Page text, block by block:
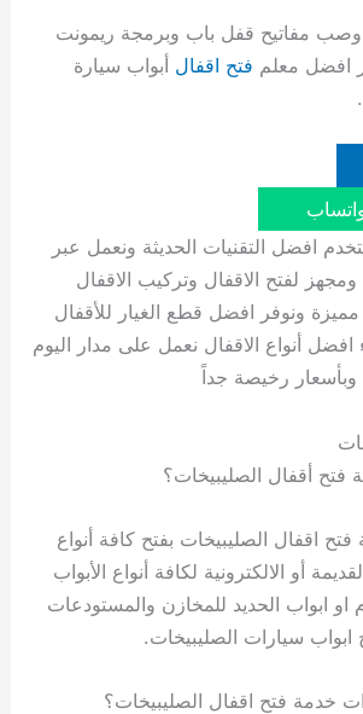
مفاتيح قفل باب وبرمجة ريمونت
افضل معلم فتح اقفال أبواب سيارة
افضل التقنيات الحديثة ونعمل عبر
لفتح الاقفال وتركيب الاقفال
مميزة ونوفر افضل قطع الغيار للأقفال
افضل أنواع الاقفال نعمل على مدار اليوم
وبأسعار رخيصة جداً
أقفال الصليبيخات؟
اقفال الصليبيخات بفتح كافة أنواع
أو الالكترونية لكافة أنواع الأبواب
او ابواب الحديد للمخازن والمستودعات
سيارات الصليبيخات.
خدمة فتح اقفال الصليبيخات؟